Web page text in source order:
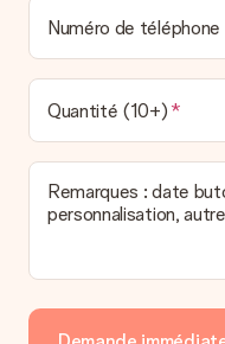
Numéro de téléphone
Quantité (10+)
Remarques : date
personnalisation,